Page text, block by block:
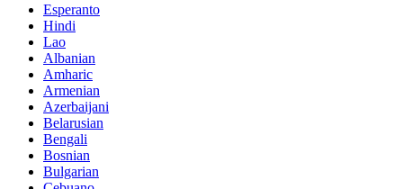
Esperanto
Hindi
Lao
Albanian
Amharic
Armenian
Azerbaijani
Belarusian
Bengali
Bosnian
Bulgarian